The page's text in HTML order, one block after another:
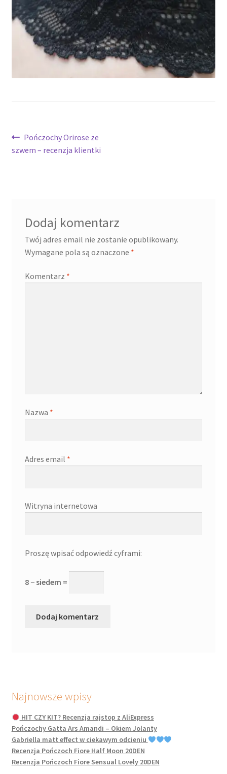
Nawigacja
wpisu
Poprzedni
wpis:
Pończochy Orirose ze
szwem – recenzja klientki
Dodaj komentarz
Twój adres email nie zostanie opublikowany.
Wymagane pola są oznaczone *
Komentarz *
Nazwa *
Adres email *
Witryna internetowa
Proszę wpisać odpowiedź cyframi:
8 − siedem =
Najnowsze wpisy
HIT CZY KIT? Recenzja rajstop z AliExpress
Pończochy Gatta Ars Amandi – Okiem Jolanty
Gabriella matt effect w ciekawym odcieniu
Recenzja Pończoch Fiore Half Moon 20DEN
Recenzja Pończoch Fiore Sensual Lovely 20DEN